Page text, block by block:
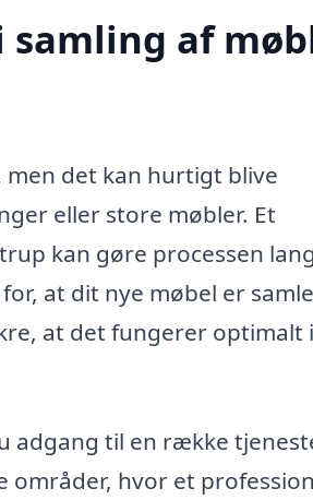
samling af
men det kan hurtigt blive
eller store møbler. Et
kan gøre processen
at dit nye møbel er
at det fungerer optimalt
adgang til en række
områder, hvor et